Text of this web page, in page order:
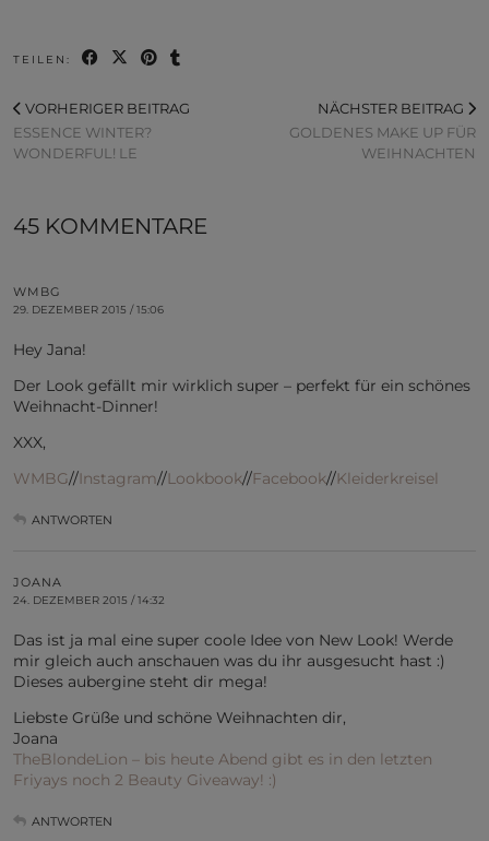
TEILEN:
VORHERIGER BEITRAG
ESSENCE WINTER?
WONDERFUL! LE
NÄCHSTER BEITRAG
GOLDENES MAKE UP FÜR
WEIHNACHTEN
45 KOMMENTARE
WMBG
29. DEZEMBER 2015 / 15:06
Hey Jana!
Der Look gefällt mir wirklich super – perfekt für ein schönes
Weihnacht-Dinner!
XXX,
WMBG//Instagram//Lookbook//Facebook//Kleiderkreisel
ANTWORTEN
JOANA
24. DEZEMBER 2015 / 14:32
Das ist ja mal eine super coole Idee von New Look! Werde
mir gleich auch anschauen was du ihr ausgesucht hast :)
Dieses aubergine steht dir mega!
Liebste Grüße und schöne Weihnachten dir,
Joana
TheBlondeLion – bis heute Abend gibt es in den letzten
Friyays noch 2 Beauty Giveaway! :)
ANTWORTEN